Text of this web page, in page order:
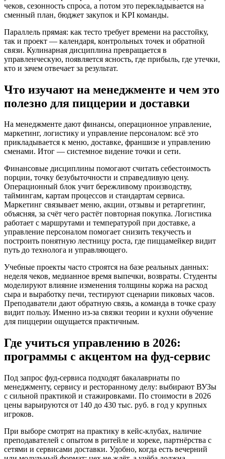
чеков, сезонность спроса, а потом это перекладывается на
сменный план, бюджет закупок и KPI команды.
Параллель прямая: как тесто требует времени на расстойку,
так и проект — календаря, контрольных точек и обратной
связи. Кулинарная дисциплина превращается в
управленческую, появляется ясность, где прибыль, где утечки,
кто и зачем отвечает за результат.
Что изучают на менеджменте и чем это
полезно для пиццерии и доставки
На менеджменте дают финансы, операционное управление,
маркетинг, логистику и управление персоналом: всё это
прикладывается к меню, доставке, франшизе и управлению
сменами. Итог — системное видение точки и сети.
Финансовые дисциплины помогают считать себестоимость
порции, точку безубыточности и справедливую цену.
Операционный блок учит бережливому производству,
таймингам, картам процессов и стандартам сервиса.
Маркетинг связывает меню, акции, отзывы и ретаргетинг,
объясняя, за счёт чего растёт повторная покупка. Логистика
работает с маршрутами и температурой при доставке, а
управление персоналом помогает снизить текучесть и
построить понятную лестницу роста, где пиццамейкер видит
путь до технолога и управляющего.
Учебные проекты часто строятся на базе реальных данных:
неделя чеков, медианное время выпечки, возвраты. Студенты
моделируют влияние изменения толщины коржа на расход
сыра и выработку печи, тестируют сценарии пиковых часов.
Преподаватели дают обратную связь, а команда в точке сразу
видит пользу. Именно из-за связки теории и кухни обучение
для пиццерии ощущается практичным.
Где учиться управлению в 2026:
программы с акцентом на фуд‑сервис
Под запрос фуд‑сервиса подходят бакалавриаты по
менеджменту, сервису и ресторанному делу: выбирают ВУЗы
с сильной практикой и стажировками. По стоимости в 2026
цены варьируются от 140 до 430 тыс. руб. в год у крупных
игроков.
При выборе смотрят на практику в кейс‑клубах, наличие
преподавателей с опытом в ритейле и хореке, партнёрства с
сетями и сервисами доставки. Удобно, когда есть вечерний